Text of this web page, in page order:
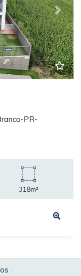
Next
PR-
318m²